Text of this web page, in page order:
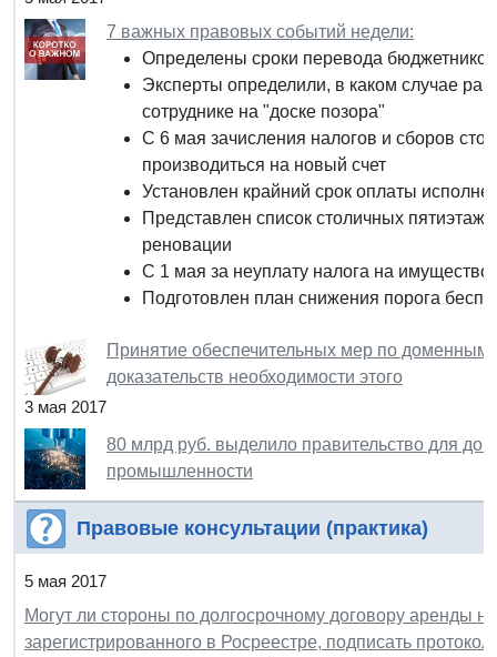
7 важных правовых событий недели:
Определены сроки перевода
Эксперты определили, в каком случае
сотруднике на "доске позора"
С 6 мая зачисления налогов и сборов
производиться на новый счет
Установлен крайний срок оплаты
Представлен список столичных
реновации
С 1 мая за неуплату налога на
Подготовлен план снижения порога
Принятие обеспечительных мер по
доказательств необходимости этого
3 мая 2017
80 млрд руб. выделило правительство для
промышленности
Правовые консультации (практика)
5 мая 2017
Могут ли стороны по долгосрочному договору аренды
зарегистрированного в Росреестре, подписать